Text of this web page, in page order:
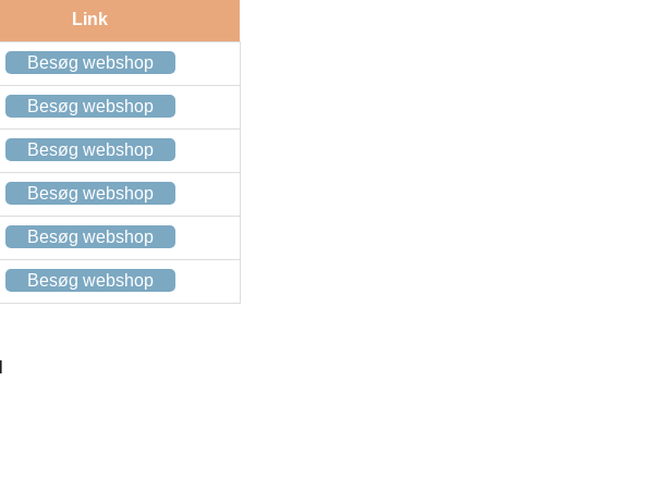
Link
Besøg webshop
Besøg webshop
Besøg webshop
Besøg webshop
Besøg webshop
Besøg webshop